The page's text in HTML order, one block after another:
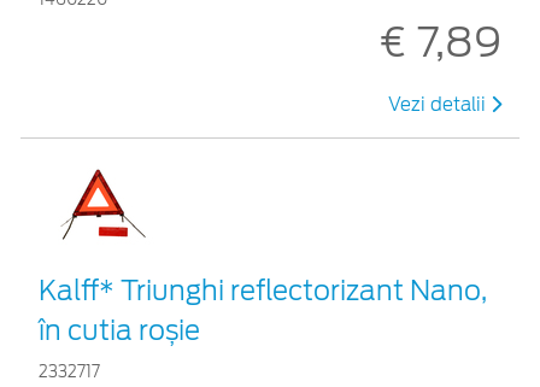
€ 7,89
Vezi detalii
Kalff* Triunghi reflectorizant Nano,
în cutia roșie
2332717